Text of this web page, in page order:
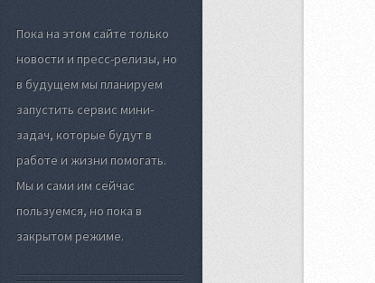
Пока на этом сайте только
новости и пресс-релизы, но
в будущем мы планируем
запустить сервис мини-
задач, которые будут в
работе и жизни помогать.
Мы и сами им сейчас
пользуемся, но пока в
закрытом режиме.